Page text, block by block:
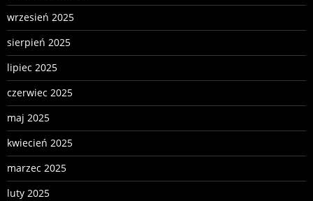
wrzesień 2025
sierpień 2025
lipiec 2025
czerwiec 2025
maj 2025
kwiecień 2025
marzec 2025
luty 2025